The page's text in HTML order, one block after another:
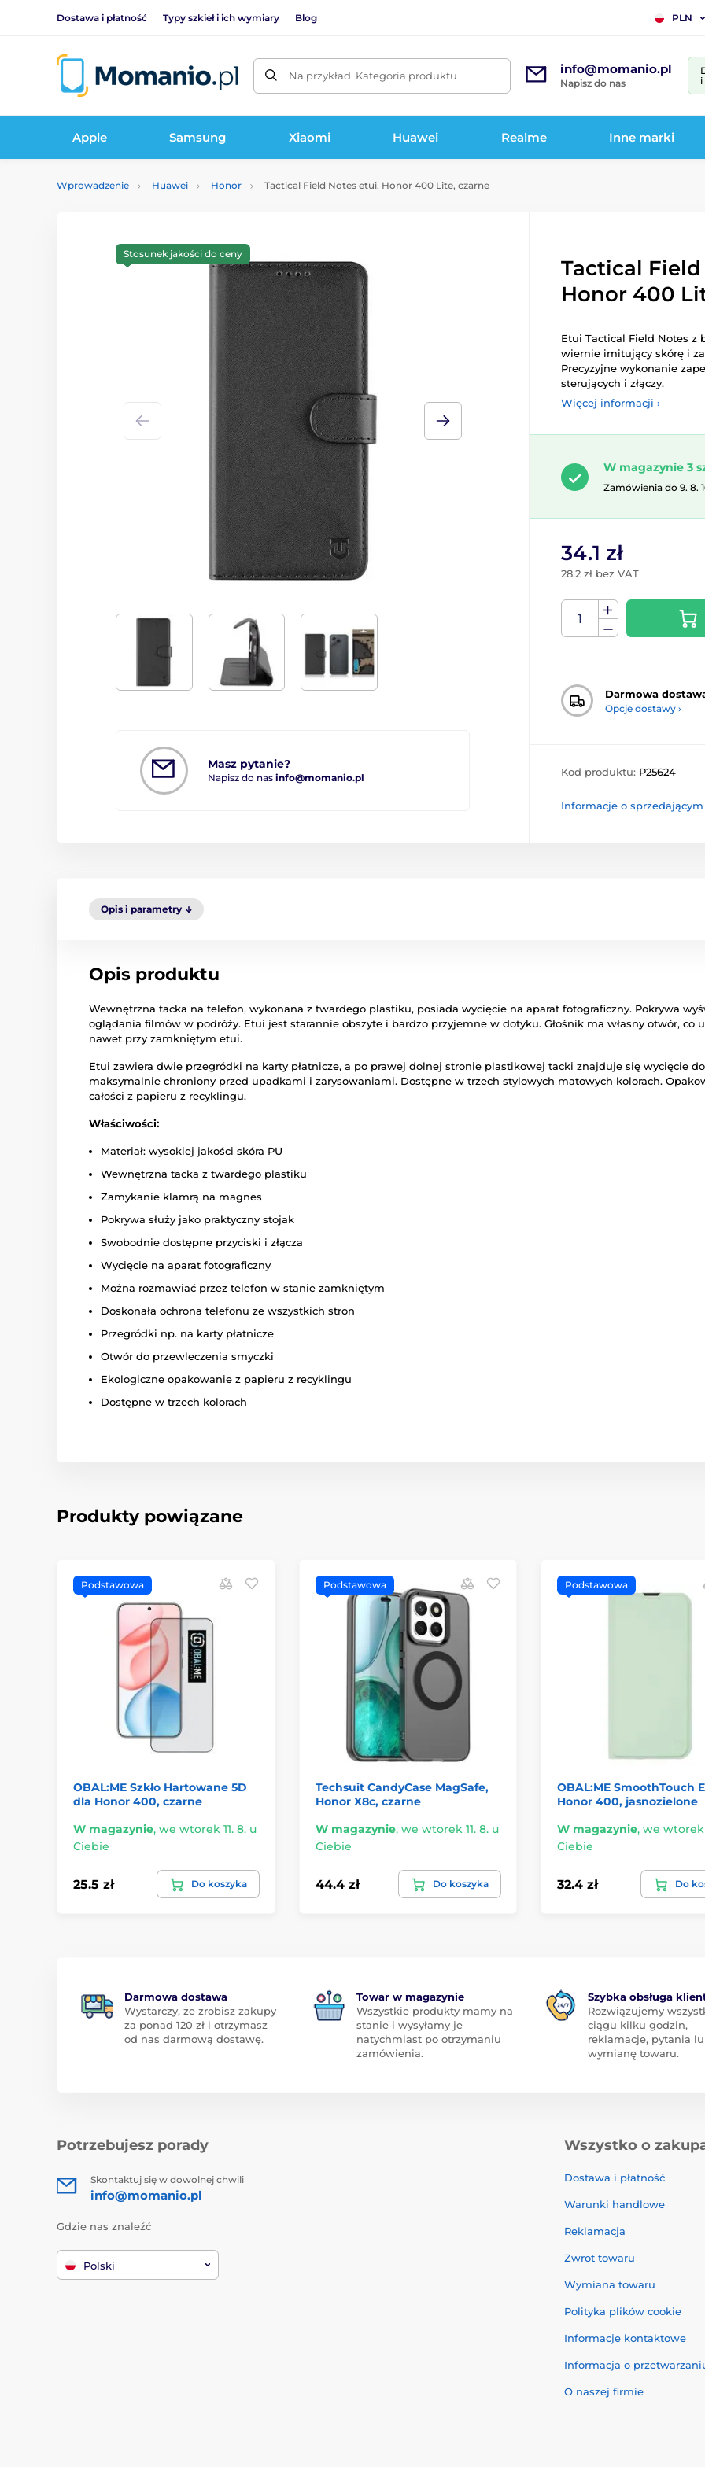
Dostawa i płatność Typy szkieł i ich wymiary Blog PLN
Na przykład. Kategoria produktu info@momanio.pl
Napisz do nas
Apple Samsung Xiaomi Huawei Realme Inne marki
Wprowadzenie Huawei Honor Tactical Field Notes etui, Honor 400 Lite, czarne
Masz pytanie?
Napisz do nas info@momanio.pl
Stosunek jakości do ceny
Tactical
Honor 400
Etui Tactical Field Notes z
wiernie imitujący skórę i
Precyzyjne wykonanie
sterujących i złączy.
Więcej informacji ›
W magazynie 3
Zamówienia do 9. 8.
34.1 zł
28.2 zł bez VAT
Darmowa
Opcje dostawy ›
Kod produktu: P25624
Informacje o sprzedającym
Opis i parametry
Opis produktu
Wewnętrzna tacka na telefon, wykonana z twardego plastiku, posiada wycięcie na aparat fotograficzny. Pokrywa
oglądania filmów w podróży. Etui jest starannie obszyte i bardzo przyjemne w dotyku. Głośnik ma własny otwór,
nawet przy zamkniętym etui.
Etui zawiera dwie przegródki na karty płatnicze, a po prawej dolnej stronie plastikowej tacki znajduje się wycięcie
maksymalnie chroniony przed upadkami i zarysowaniami. Dostępne w trzech stylowych matowych kolorach.
całości z papieru z recyklingu.
Właściwości:
Materiał: wysokiej jakości skóra PU
Wewnętrzna tacka z twardego plastiku
Zamykanie klamrą na magnes
Pokrywa służy jako praktyczny stojak
Swobodnie dostępne przyciski i złącza
Wycięcie na aparat fotograficzny
Można rozmawiać przez telefon w stanie zamkniętym
Doskonała ochrona telefonu ze wszystkich stron
Przegródki np. na karty płatnicze
Otwór do przewleczenia smyczki
Ekologiczne opakowanie z papieru z recyklingu
Dostępne w trzech kolorach
Produkty powiązane
Podstawowa
OBAL:ME Szkło Hartowane 5D
dla Honor 400, czarne
W magazynie, we wtorek 11. 8. u
Ciebie
25.5 zł Do koszyka
Podstawowa
Techsuit CandyCase MagSafe,
Honor X8c, czarne
W magazynie, we wtorek 11. 8. u
Ciebie
44.4 zł Do koszyka
Podstawowa
OBAL:ME SmoothTouch
Honor 400, jasnozielone
W magazynie, we wtorek
Ciebie
32.4 zł Do
Darmowa dostawa
Wystarczy, że zrobisz zakupy
za ponad 120 zł i otrzymasz
od nas darmową dostawę.
Towar w magazynie
Wszystkie produkty mamy na
stanie i wysyłamy je
natychmiast po otrzymaniu
zamówienia.
Szybka obsługa
Rozwiązujemy
ciągu kilku godzin,
reklamacje, pytania
wymianę towaru.
Potrzebujesz porady
Skontaktuj się w dowolnej chwili
info@momanio.pl
Gdzie nas znaleźć
Polski
Wszystko o
Dostawa i płatność
Warunki handlowe
Reklamacja
Zwrot towaru
Wymiana towaru
Polityka plików cookie
Informacje kontaktowe
Informacja o
O naszej firmie